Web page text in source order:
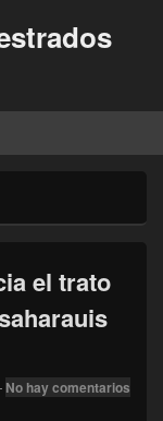
el trato
No hay comentarios